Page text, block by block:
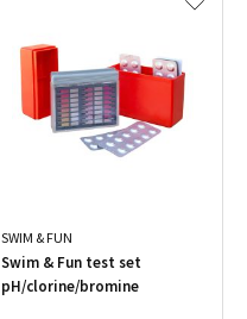
SWIM & FUN
Swim & Fun test set
pH/clorine/bromine